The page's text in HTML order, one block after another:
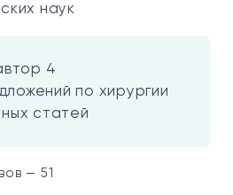
наук
4
по хирургии
статей
— 51